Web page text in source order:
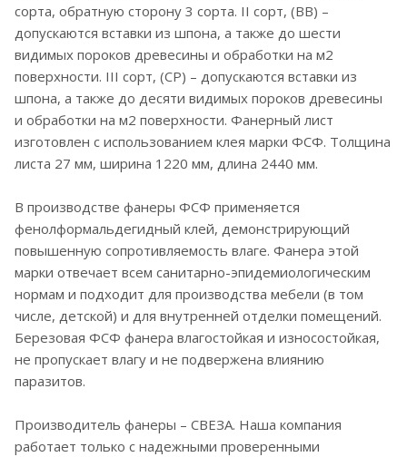
сорта, обратную сторону 3 сорта. II сорт, (BB) –
допускаются вставки из шпона, а также до шести
видимых пороков древесины и обработки на м2
поверхности. III сорт, (CP) – допускаются вставки из
шпона, а также до десяти видимых пороков древесины
и обработки на м2 поверхности. Фанерный лист
изготовлен с использованием клея марки ФСФ. Толщина
листа 27 мм, ширина 1220 мм, длина 2440 мм.
В производстве фанеры ФСФ применяется
фенолформальдегидный клей, демонстрирующий
повышенную сопротивляемость влаге. Фанера этой
марки отвечает всем санитарно-эпидемиологическим
нормам и подходит для производства мебели (в том
числе, детской) и для внутренней отделки помещений.
Березовая ФСФ фанера влагостойкая и износостойкая,
не пропускает влагу и не подвержена влиянию
паразитов.
Производитель фанеры – СВЕЗА. Наша компания
работает только с надежными проверенными